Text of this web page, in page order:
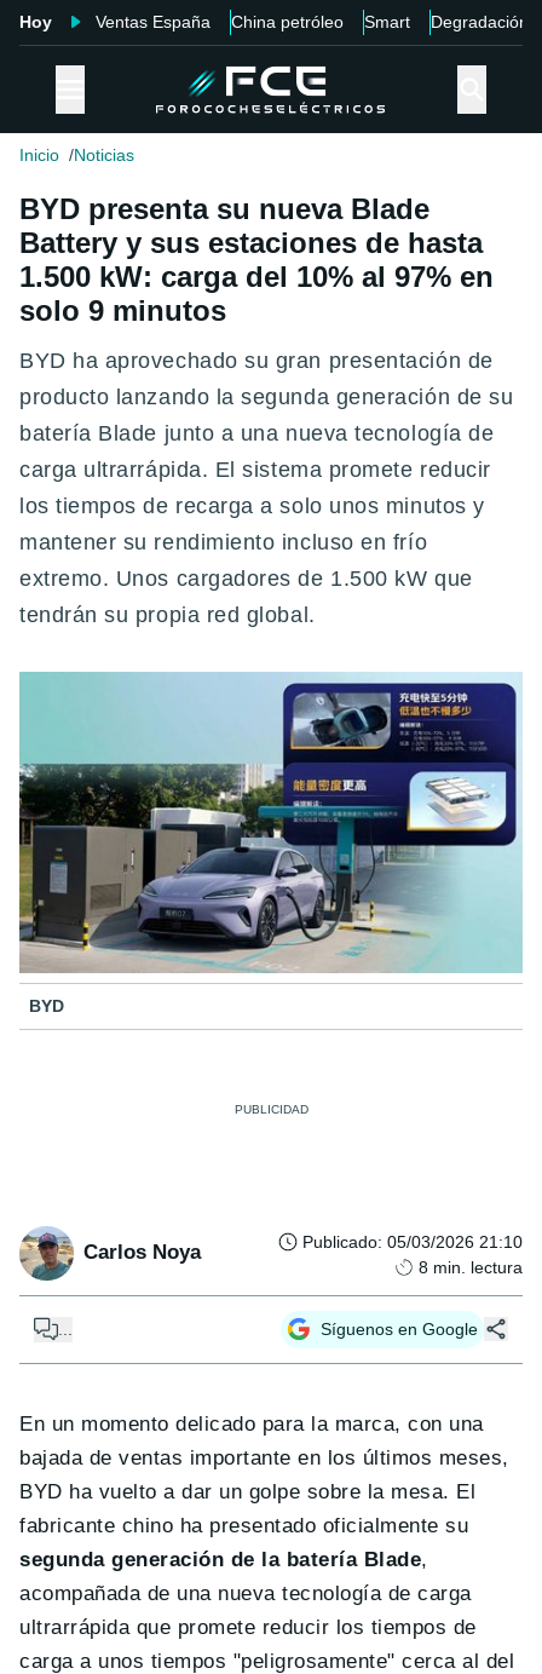
Hoy Ventas España China petróleo Smart Degradación
Inicio Noticias
BYD presenta su nueva Blade
Battery y sus estaciones de hasta
1.500 kW: carga del 10% al 97% en
solo 9 minutos
BYD ha aprovechado su gran presentación de
producto lanzando la segunda generación de su
batería Blade junto a una nueva tecnología de
carga ultrarrápida. El sistema promete reducir
los tiempos de recarga a solo unos minutos y
mantener su rendimiento incluso en frío
extremo. Unos cargadores de 1.500 kW que
tendrán su propia red global.
BYD
Carlos Noya Publicado: 05/03/2026 21:10
8 min. lectura
Síguenos en Google
En un momento delicado para la marca, con una
bajada de ventas importante en los últimos meses,
BYD ha vuelto a dar un golpe sobre la mesa. El
fabricante chino ha presentado oficialmente su
segunda generación de la batería Blade,
acompañada de una nueva tecnología de carga
ultrarrápida que promete reducir los tiempos de
carga a unos tiempos "peligrosamente" cerca al del